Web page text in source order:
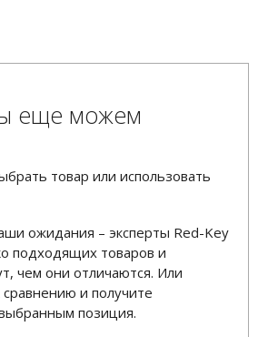
еще можем
товар или использовать
ожидания – эксперты Red-Key
подходящих товаров и
чем они отличаются. Или
и получите
позиция.